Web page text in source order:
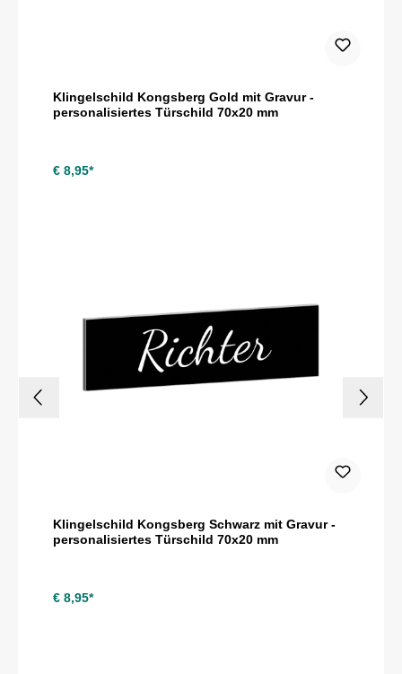
Klingelschild Kongsberg Gold mit Gravur -
personalisiertes Türschild 70x20 mm
€ 8,95*
Klingelschild Kongsberg Schwarz mit Gravur -
personalisiertes Türschild 70x20 mm
€ 8,95*